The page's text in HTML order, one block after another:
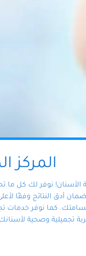
المركز
الأسنان! نوفر لك كل
أدق النتائج وفقًا
كما نوفر خدمات
تجميلية وصحية